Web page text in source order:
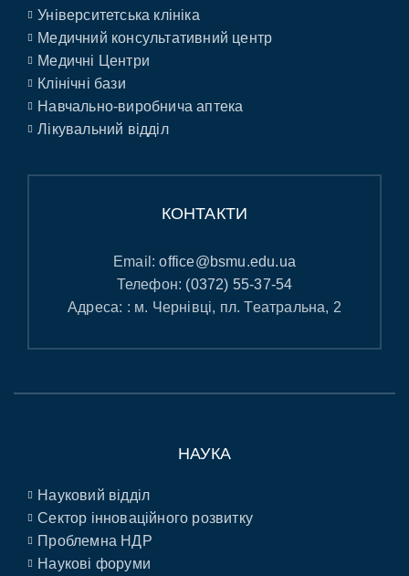
Університетська клініка
Медичний консультативний центр
Медичні Центри
Клінічні бази
Навчально-виробнича аптека
Лікувальний відділ
КОНТАКТИ
Email:office@bsmu.edu.ua
Телефон: (0372) 55-37-54
Адреса: : м. Чернівці, пл. Театральна, 2
НАУКА
Науковий відділ
Сектор інноваційного розвитку
Проблемна НДР
Наукові форуми